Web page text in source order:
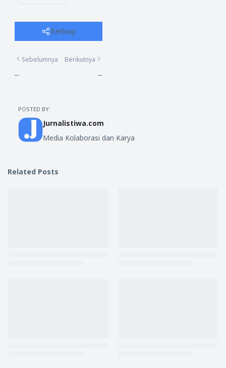
Berbagi
Sebelumnya
...
Berikutnya
...
POSTED BY:
Jurnalistiwa.com
Media Kolaborasi dan Karya
Related Posts